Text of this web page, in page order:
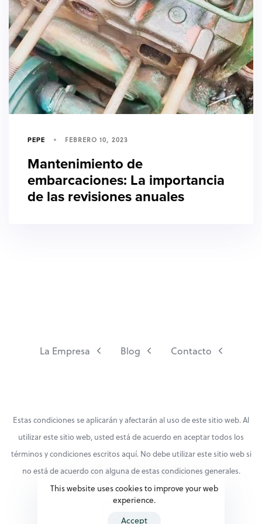
PEPE FEBRERO 10, 2023
Mantenimiento de
embarcaciones: La importancia
de las revisiones anuales
La Empresa Blog Contacto
Estas condiciones se aplicarán y afectarán al uso de este sitio web. Al
utilizar este sitio web, usted está de acuerdo en aceptar todos los
términos y condiciones escritos aquí. No debe utilizar este sitio web si
no está de acuerdo con alguna de estas condiciones generales.
This website uses cookies to improve your web
experience.
Accept